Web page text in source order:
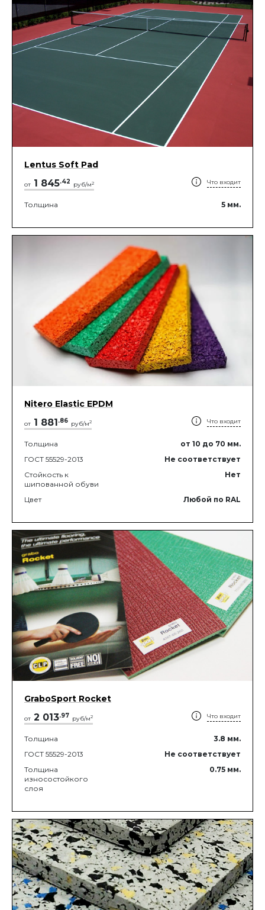
Lentus Soft Pad
от 1 845.42 руб/м2 Что входит
Толщина 5 мм.
Nitero Elastic EPDM
от 1 881.86 руб/м2 Что входит
Толщина от 10 до 70 мм.
ГОСТ 55529-2013
Не соответствует
Стойкость к
шипованной обуви
Нет
Цвет Любой по RAL
GraboSport Rocket
от 2 013.97 руб/м2 Что входит
Толщина 3.8 мм.
ГОСТ 55529-2013
Не соответствует
Толщина
износостойкого
слоя
0.75 мм.